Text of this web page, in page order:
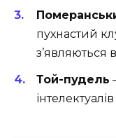
пухнастий
з’являються
Той-пудель